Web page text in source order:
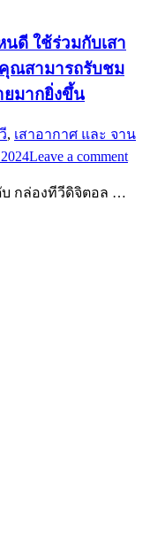
ดี ใช้ร่วมกับเสา
ณสามารถรับชม
ยมากยิ่งขึ้น
, เสาอากาศ และ จาน
Leave a comment
กล่องทีวีดิจิตอล …